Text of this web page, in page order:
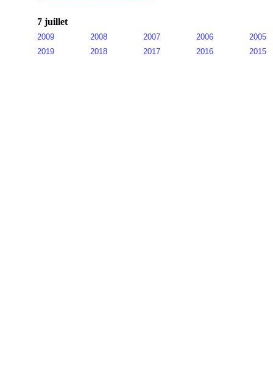
7 juillet
2009 2008 2007 2006
2005
2019
2018 2017 2016 2015